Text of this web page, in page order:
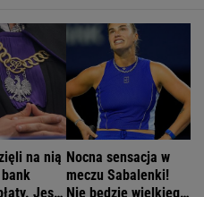
na nią
Jest
Nocna sensacja w
meczu Sabalenki!
Nie będzie wielkiego